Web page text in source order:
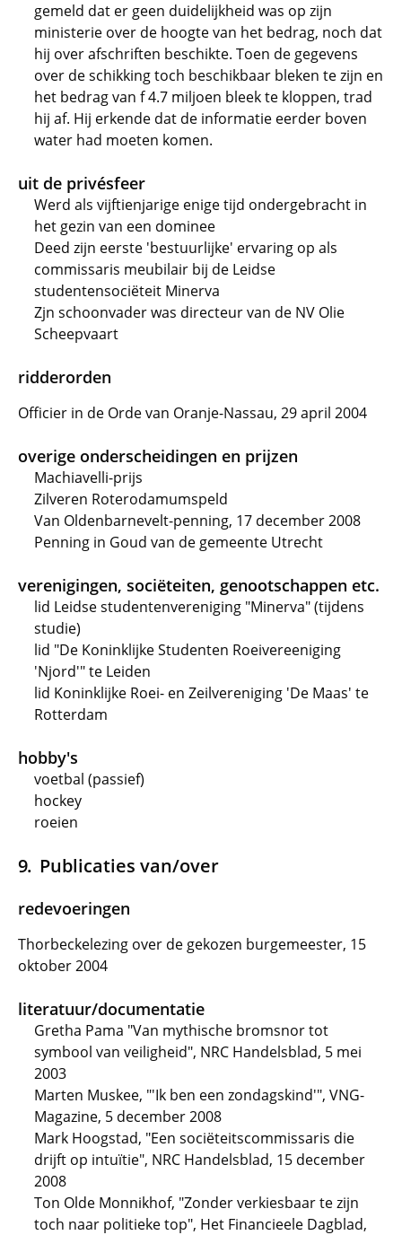
gemeld dat er geen duidelijkheid was op zijn
ministerie over de hoogte van het bedrag, noch dat
hij over afschriften beschikte. Toen de gegevens
over de schikking toch beschikbaar bleken te zijn en
het bedrag van f 4.7 miljoen bleek te kloppen, trad
hij af. Hij erkende dat de informatie eerder boven
water had moeten komen.
uit de privésfeer
Werd als vijftienjarige enige tijd ondergebracht in
het gezin van een dominee
Deed zijn eerste 'bestuurlijke' ervaring op als
commissaris meubilair bij de Leidse
studentensociëteit Minerva
Zjn schoonvader was directeur van de NV Olie
Scheepvaart
ridderorden
Officier in de Orde van Oranje-Nassau, 29 april 2004
overige onderscheidingen en prijzen
Machiavelli-prijs
Zilveren Roterodamumspeld
Van Oldenbarnevelt-penning, 17 december 2008
Penning in Goud van de gemeente Utrecht
verenigingen, sociëteiten, genootschappen etc.
lid Leidse studentenvereniging "Minerva" (tijdens
studie)
lid "De Koninklijke Studenten Roeivereeniging
'Njord'" te Leiden
lid Koninklijke Roei- en Zeilvereniging 'De Maas' te
Rotterdam
hobby's
voetbal (passief)
hockey
roeien
Publicaties van/over
redevoeringen
Thorbeckelezing over de gekozen burgemeester, 15
oktober 2004
literatuur/documentatie
Gretha Pama "Van mythische bromsnor tot
symbool van veiligheid", NRC Handelsblad, 5 mei
2003
Marten Muskee, "'Ik ben een zondagskind'", VNG-
Magazine, 5 december 2008
Mark Hoogstad, "Een sociëteitscommissaris die
drijft op intuïtie", NRC Handelsblad, 15 december
2008
Ton Olde Monnikhof, "Zonder verkiesbaar te zijn
toch naar politieke top", Het Financieele Dagblad,